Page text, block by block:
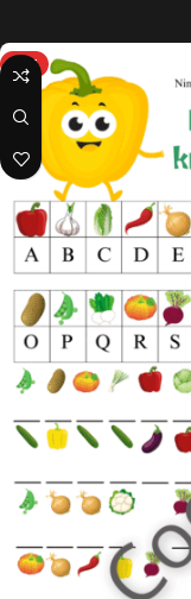
HOT